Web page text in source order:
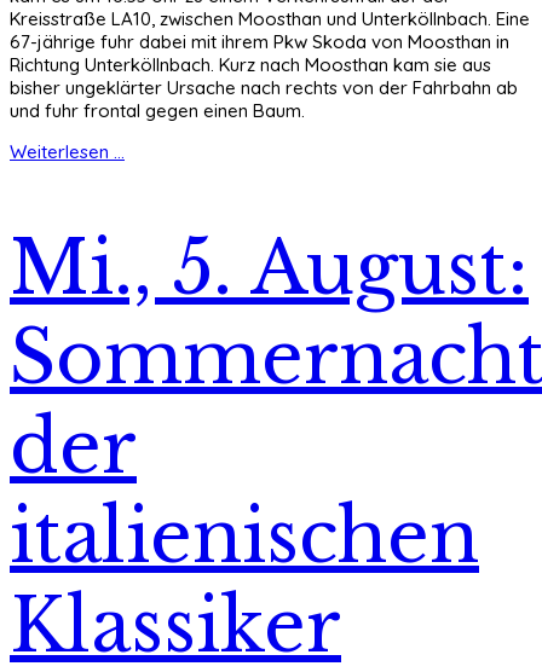
Kreisstraße LA10, zwischen Moosthan und Unterköllnbach. Eine
67-jährige fuhr dabei mit ihrem Pkw Skoda von Moosthan in
Richtung Unterköllnbach. Kurz nach Moosthan kam sie aus
bisher ungeklärter Ursache nach rechts von der Fahrbahn ab
und fuhr frontal gegen einen Baum.
Weiterlesen ...
Mi., 5. August:
der
italienischen
Klassiker